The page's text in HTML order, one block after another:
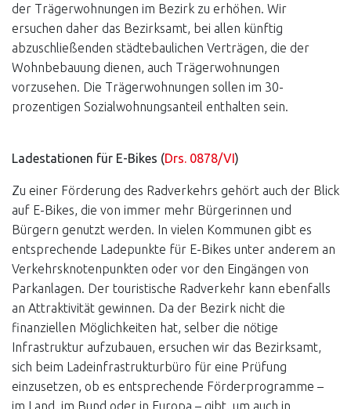
der Trägerwohnungen im Bezirk zu erhöhen. Wir
ersuchen daher das Bezirksamt, bei allen künftig
abzuschließenden städtebaulichen Verträgen, die der
Wohnbebauung dienen, auch Trägerwohnungen
vorzusehen. Die Trägerwohnungen sollen im 30-
prozentigen Sozialwohnungsanteil enthalten sein.
Ladestationen für E-Bikes (Drs. 0878/VI)
Zu einer Förderung des Radverkehrs gehört auch der Blick
auf E-Bikes, die von immer mehr Bürgerinnen und
Bürgern genutzt werden. In vielen Kommunen gibt es
entsprechende Ladepunkte für E-Bikes unter anderem an
Verkehrsknotenpunkten oder vor den Eingängen von
Parkanlagen. Der touristische Radverkehr kann ebenfalls
an Attraktivität gewinnen. Da der Bezirk nicht die
finanziellen Möglichkeiten hat, selber die nötige
Infrastruktur aufzubauen, ersuchen wir das Bezirksamt,
sich beim Ladeinfrastrukturbüro für eine Prüfung
einzusetzen, ob es entsprechende Förderprogramme –
im Land, im Bund oder in Europa – gibt, um auch in